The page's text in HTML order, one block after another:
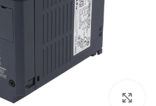
برای بزرگنمایی کلیک کنید